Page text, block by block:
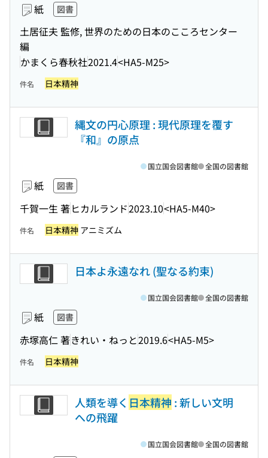
紙 図書
土居征夫 監修, 世界のための日本のこころセンター
編
かまくら春秋社2021.4<HA5-M25>
件名 日本精神
縄文の円心原理 : 現代原理を覆す
『和』の原点
紙 図書
千賀一生 著ヒカルランド2023.10<HA5-M40>
国立国会図書館 全国の図書館
件名 日本精神 アニミズム
日本よ永遠なれ (聖なる約束)
紙 図書
赤塚高仁 著きれい・ねっと2019.6<HA5-M5>
国立国会図書館 全国の図書館
件名 日本精神
人類を導く 日本精神 : 新しい文明
への飛躍
国立国会図書館 全国の図書館